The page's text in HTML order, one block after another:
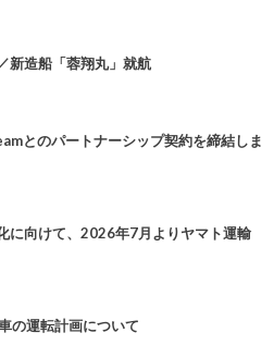
新造船「蓉翔丸」就航
とのパートナーシップ契約を締結しま
に向けて、2026年7月よりヤマト運輸
の運転計画について